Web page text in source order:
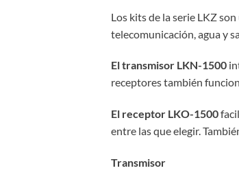
Los kits de la serie LKZ
telecomunicación, agua y
El transmisor LKN-1500
receptores también
El receptor LKO-1500
entre las que elegir.
Transmisor